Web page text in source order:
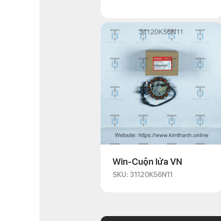
Win-Cuộn lửa VN
SKU: 31120K56N11